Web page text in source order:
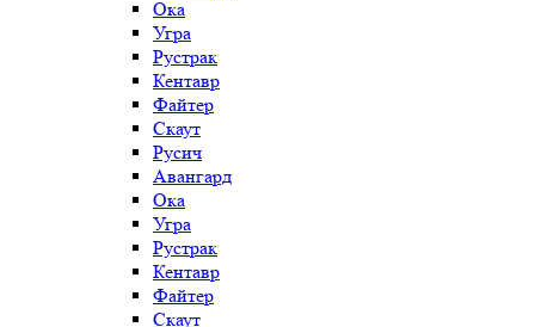
Ока
Угра
Рустрак
Кентавр
Файтер
Скаут
Русич
Авангард
Ока
Угра
Рустрак
Кентавр
Файтер
Скаут